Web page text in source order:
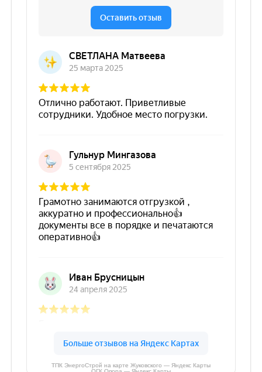
ТПК ЭнергоСтрой на карте Жуковского — Яндекс Карты